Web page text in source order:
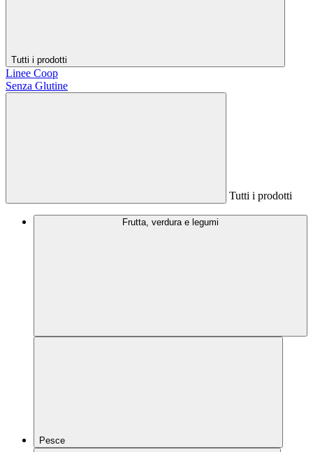
Tutti i prodotti
Linee Coop
Senza Glutine
Tutti i prodotti
Frutta, verdura e legumi
Pesce